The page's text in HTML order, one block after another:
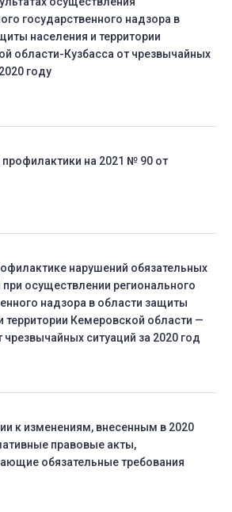
государственного надзора в
населения и территории
области-Кузбасса от чрезвычайных
году
на 2021 № 90 от
нарушений обязательных
при осуществлении регионального
надзора в области защиты
территории Кемеровской области —
чрезвычайных ситуаций за 2020 год
к изменениям, внесенным в 2020
правовые акты,
обязательные требования